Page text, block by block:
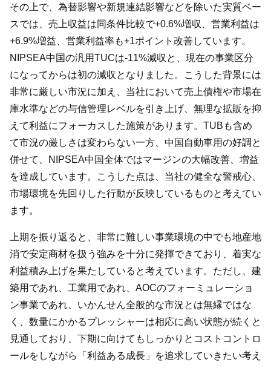
その上で、為替影響や新規連結影響などを除いた実質ベー
スでは、売上収益は同条件比較で+0.6%増収、営業利益は
+6.9%増益、営業利益率も+1ポイント改善しています。
NIPSEA中国の汎用TUCは-11%減収と、現在の事業区分
になってからは初の減収となりました。こうした背景には
非常に厳しい市況に加え、当社において売上債権や市場在
庫水準などの与信管理レベルを引き上げ、無理な拡販を抑
えて利益にフォーカスした施策があります。TUBも含め
て市況の厳しさは変わらない一方、中国自動車用の好調と
併せて、NIPSEA中国全体ではマージンの大幅改善、増益
を達成しています。こうした点は、当社の健全な警戒心、
市場環境を先回りした行動が反映しているものと考えてい
ます。
上期を振り返ると、非常に難しい事業環境の中でも地産地
消で安定商材を扱う強みを十分に発揮できており、着実な
利益積み上げを果たしていると考えています。ただし、建
築用であれ、工業用であれ、AOCのフォーミュレーショ
ン事業であれ、いかんせん全般的な市況とは無縁ではな
く、数量にかかるプレッシャーは相応に高い状態が続くと
見通しており、下期に向けてもしっかりとコストコントロ
ールをしながら「利益ある成長」を追求していきたい考え